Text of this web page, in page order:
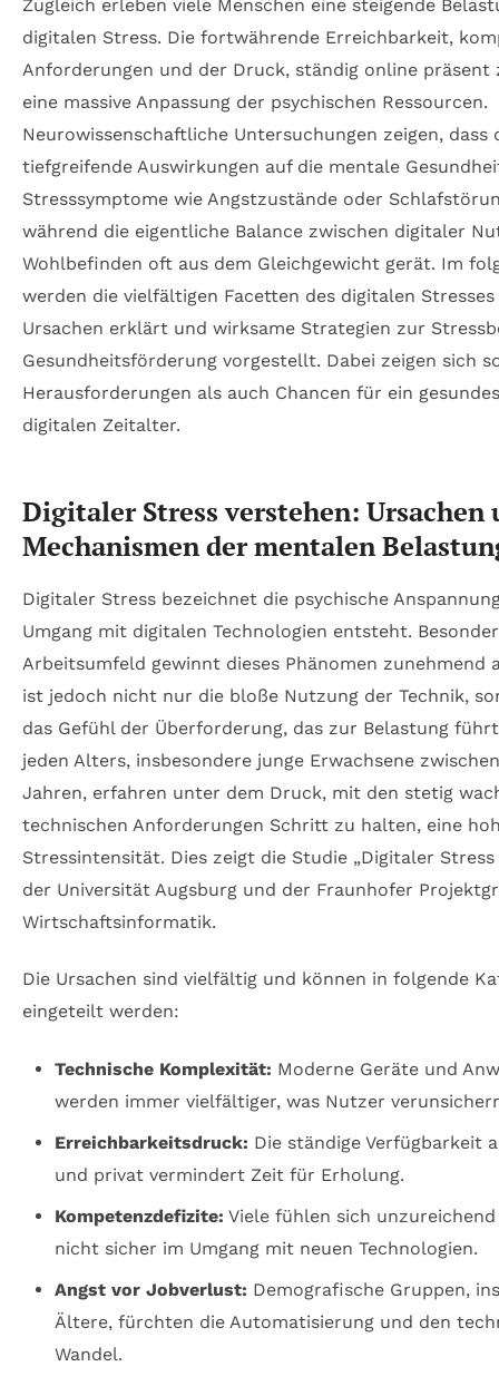
Zugleich erleben viele Menschen eine steigende
digitalen Stress. Die fortwährende Erreichbarkeit,
Anforderungen und der Druck, ständig online präsent
eine massive Anpassung der psychischen Ressourcen.
Neurowissenschaftliche Untersuchungen zeigen, dass
tiefgreifende Auswirkungen auf die mentale
Stresssymptome wie Angstzustände oder
während die eigentliche Balance zwischen digitaler
Wohlbefinden oft aus dem Gleichgewicht gerät. Im
werden die vielfältigen Facetten des digitalen
Ursachen erklärt und wirksame Strategien zur
Gesundheitsförderung vorgestellt. Dabei zeigen sich
Herausforderungen als auch Chancen für ein
digitalen Zeitalter.
Digitaler Stress verstehen: Ursachen
Mechanismen der mentalen
Digitaler Stress bezeichnet die psychische
Umgang mit digitalen Technologien entsteht.
Arbeitsumfeld gewinnt dieses Phänomen zunehmend
ist jedoch nicht nur die bloße Nutzung der Technik,
das Gefühl der Überforderung, das zur Belastung
jeden Alters, insbesondere junge Erwachsene
Jahren, erfahren unter dem Druck, mit den stetig
technischen Anforderungen Schritt zu halten, eine
Stressintensität. Dies zeigt die Studie „Digitaler
der Universität Augsburg und der Fraunhofer
Wirtschaftsinformatik.
Die Ursachen sind vielfältig und können in folgende
eingeteilt werden:
Technische Komplexität: Moderne Geräte und
werden immer vielfältiger, was Nutzer
Erreichbarkeitsdruck: Die ständige Verfügbarkeit
und privat vermindert Zeit für Erholung.
Kompetenzdefizite: Viele fühlen sich
nicht sicher im Umgang mit neuen Technologien.
Angst vor Jobverlust: Demografische Gruppen,
Ältere, fürchten die Automatisierung und den
Wandel.